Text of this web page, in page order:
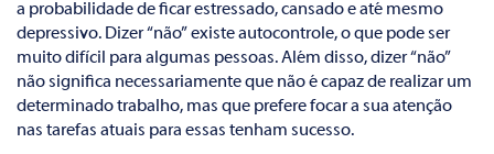
a probabilidade de ficar estressado, cansado e até mesmo
depressivo. Dizer “não” existe autocontrole, o que pode ser
muito difícil para algumas pessoas. Além disso, dizer “não”
não significa necessariamente que não é capaz de realizar um
determinado trabalho, mas que prefere focar a sua atenção
nas tarefas atuais para essas tenham sucesso.